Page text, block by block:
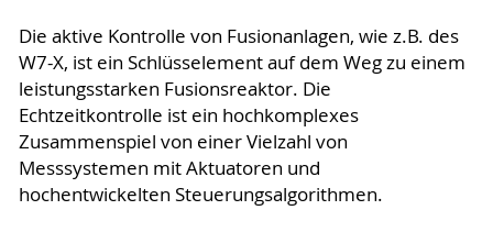
Die aktive Kontrolle von Fusionanlagen, wie z.B. des
W7-X, ist ein Schlüsselement auf dem Weg zu einem
leistungsstarken Fusionsreaktor. Die
Echtzeitkontrolle ist ein hochkomplexes
Zusammenspiel von einer Vielzahl von
Messsystemen mit Aktuatoren und
hochentwickelten Steuerungsalgorithmen.